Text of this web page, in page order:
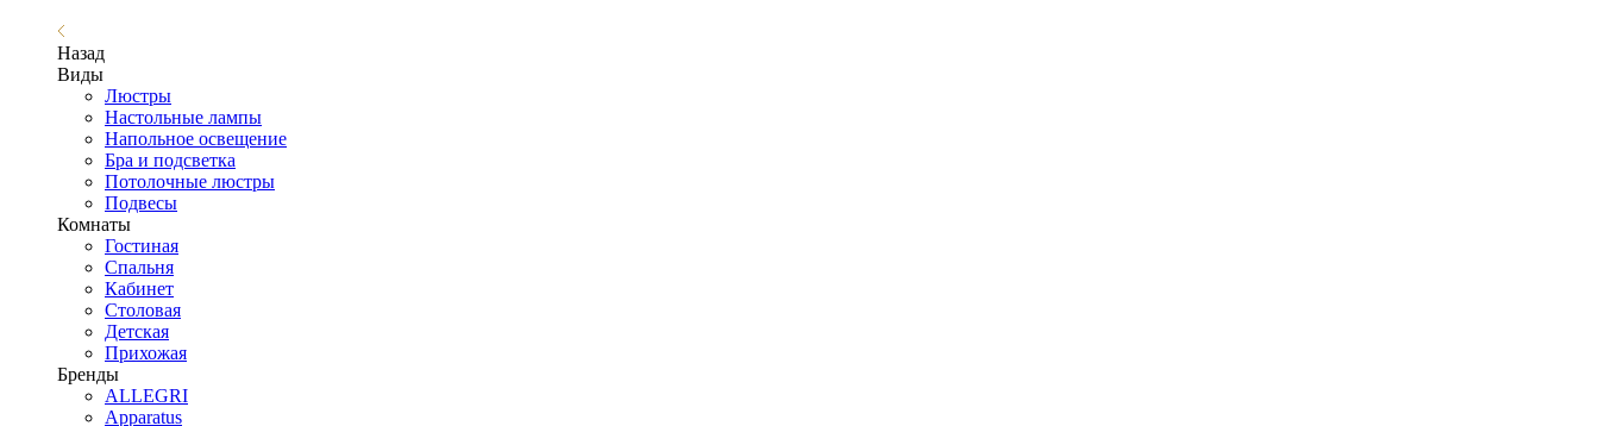
Назад
Виды
Люстры
Настольные лампы
Напольное освещение
Бра и подсветка
Потолочные люстры
Подвесы
Комнаты
Гостиная
Спальня
Кабинет
Столовая
Детская
Прихожая
Бренды
ALLEGRI
Apparatus